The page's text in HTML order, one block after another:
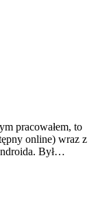
pracowałem, to
online) wraz z
Był…